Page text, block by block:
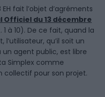
fait l’objet d’agréments
Officiel du 13 décembre
à 10). De ce fait, quand la
qu’il soit un
agent public, est libre
Simplex comme
collectif pour son projet.